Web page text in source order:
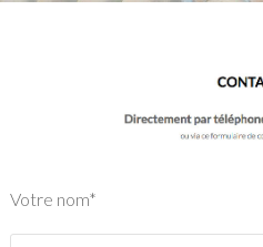
Votre nom*